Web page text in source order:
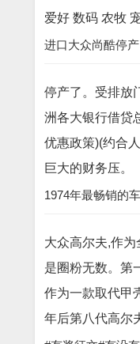
爱好 数码 农牧 宠
进口大众尚酷停
停产了。受排放
洲各大银行借贷
优惠政策)(约合
巨大的财务压。
1974年最畅销的
大众高尔夫,作
是圈粉无数。第
作为一款取代甲
年后第八代高尔